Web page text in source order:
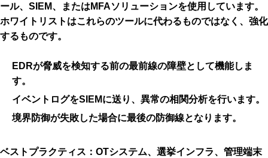
ール、SIEM、またはMFAソリューションを使用しています。
ホワイトリストはこれらのツールに代わるものではなく、強化
するものです。
EDRが脅威を検知する前の最前線の障壁として機能しま
す。
イベントログをSIEMに送り、異常の相関分析を行います。
境界防御が失敗した場合に最後の防御線となります。
ベストプラクティス：OTシステム、選挙インフラ、管理端末